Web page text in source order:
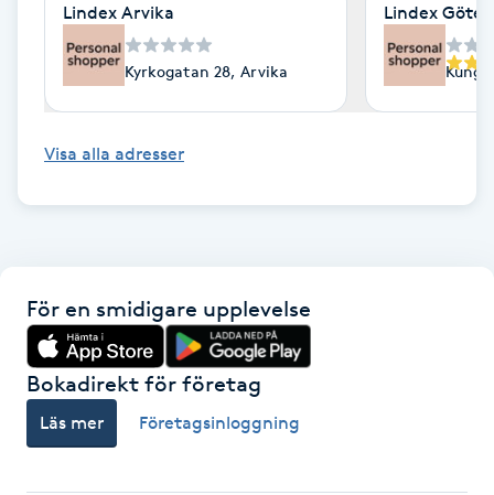
Enzympeeling
Extensions
Extensions borttagning
Eyeliner-tatuering
Faceliftmassage
Fet hårbotten
Lindex Arvika
Kyrkogatan 28, Arvika
Lindex
Visa alla adresser
För en smidigare upplevelse
Bokadirekt för företag
Läs mer Företagsinloggning